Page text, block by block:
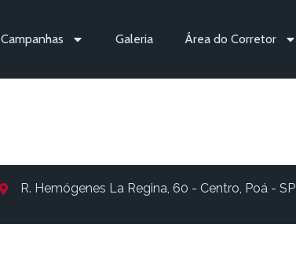
Campanhas Galeria Área do Corretor
R. Hemógenes La Regina, 60 - Centro, Poá - SP